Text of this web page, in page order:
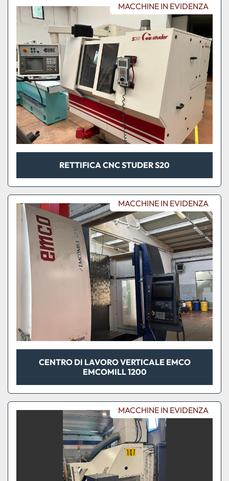
MACCHINE IN EVIDENZA
RETTIFICA CNC STUDER S20
MACCHINE IN EVIDENZA
CENTRO DI LAVORO VERTICALE EMCO
EMCOMILL 1200
MACCHINE IN EVIDENZA